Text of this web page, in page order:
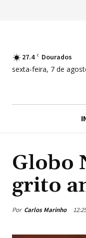
27.4 C Dourados
sexta-feira, 7 de
Globo
grito
Por Carlos Marinho